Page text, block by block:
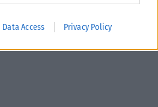
Data Access Privacy Policy